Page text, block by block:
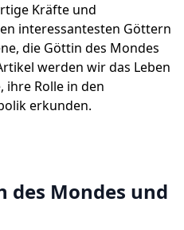
Kräfte und
interessantesten Göttern
die Göttin des Mondes
werden wir das Leben
ihre Rolle in den
erkunden.
des Mondes und